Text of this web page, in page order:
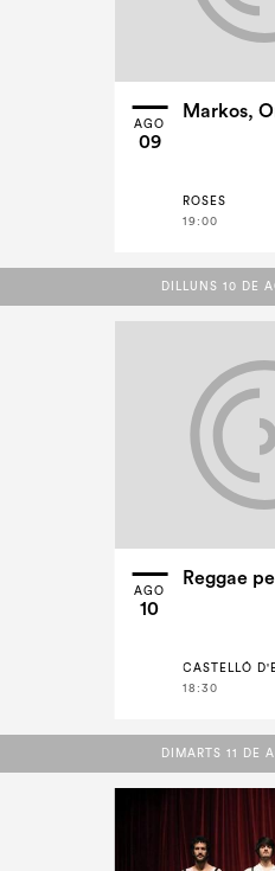
AGO
09
Markos,
ROSES
19:00
DILLUNS 10 DE
DILLUNS 10 DE
AGO
10
Reggae
CASTELLÓ
18:30
DIMARTS 11 DE
DIMARTS 11 DE